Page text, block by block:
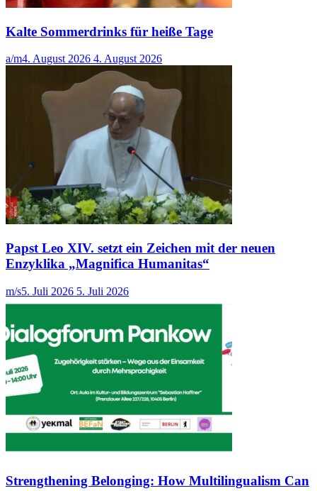
Kalte Sommerdrinks für heiße Tage
a/m4. August 2026 4. August 2026
Papst Leo XIV. setzt ein Zeichen mit der neuen
Enzyklika „Magnifica Humanitas“
m/s5. Juli 2026 5. Juli 2026
Strengthening Belonging: How Multilingualism Can